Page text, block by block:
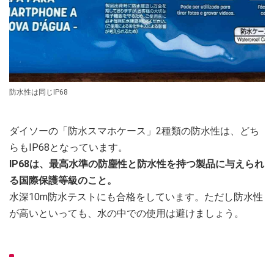
防水性は同じIP68
ダイソーの「防水スマホケース」2種類の防水性は、どち
らもIP68となっています。
IP68は、最高水準の防塵性と防水性を持つ製品に与えられ
る国際保護等級のこと。
水深10m防水テストにも合格をしています。ただし防水性
が高いといっても、水の中での使用は避けましょう。